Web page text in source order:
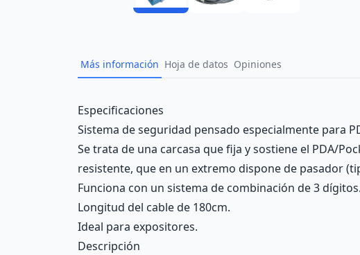
Más información Hoja de datos Opiniones
Description
Especificaciones
Sistema de seguridad pensado especialmente para
Se trata de una carcasa que fija y sostiene el PDA/
resistente, que en un extremo dispone de pasador
Funciona con un sistema de combinación de 3 dígitos.
Longitud del cable de 180cm.
Ideal para expositores.
Descripción